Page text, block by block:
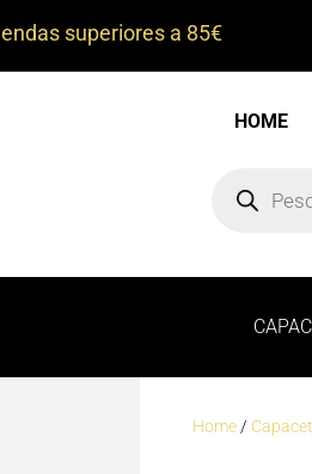
superiores a 85€
HOME
search
Home /